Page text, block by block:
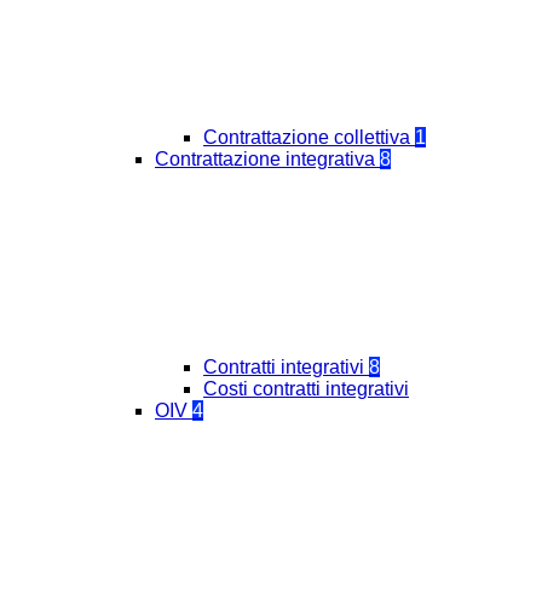
Contrattazione collettiva 1
Contrattazione integrativa 8
Contratti integrativi 8
Costi contratti integrativi
OIV 4